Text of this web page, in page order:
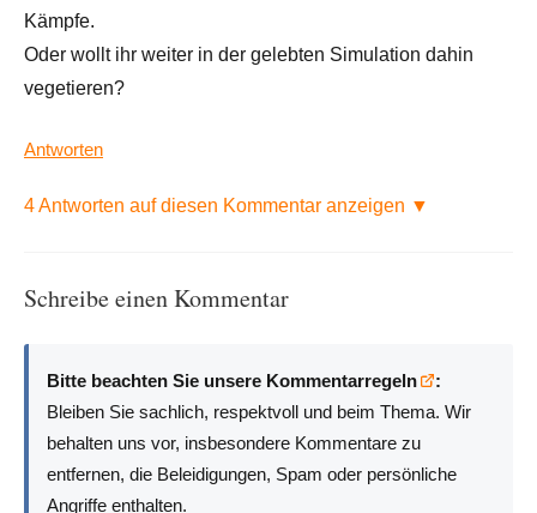
Kämpfe.
Oder wollt ihr weiter in der gelebten Simulation dahin
vegetieren?
Antworten
4 Antworten auf diesen Kommentar anzeigen ▼
Schreibe einen Kommentar
Bitte beachten Sie unsere Kommentarregeln
:
Bleiben Sie sachlich, respektvoll und beim Thema. Wir
behalten uns vor, insbesondere Kommentare zu
entfernen, die Beleidigungen, Spam oder persönliche
Angriffe enthalten.